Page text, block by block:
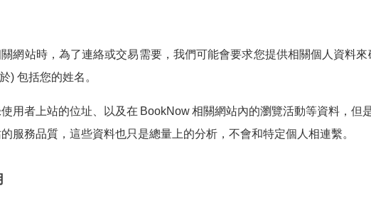
網站時，為了連絡或交易需要，我們可能會要求您提供相關個人資料
) 包括您的姓名。
用者上站的位址、以及在 BookNow相關網站內的瀏覽活動等資料，但
服務品質，這些資料也只是總量上的分析，不會和特定個人相連繫。